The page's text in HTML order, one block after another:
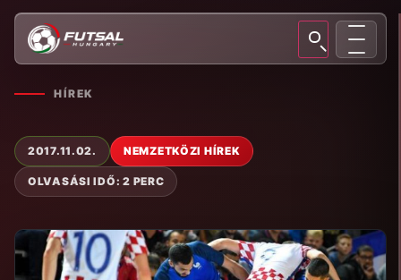
HÍREK
2017.11.02. NEMZETKÖZI HÍREK
OLVASÁSI IDŐ: 2 PERC